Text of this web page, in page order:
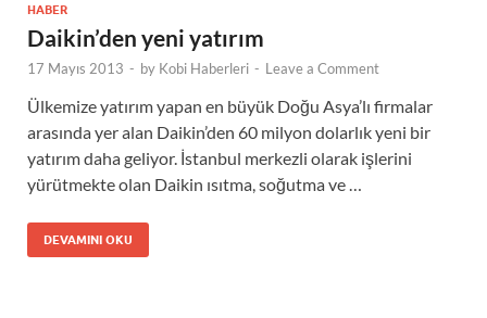
HABER
Daikin’den yeni yatırım
17 Mayıs 2013 - by Kobi Haberleri - Leave a Comment
Ülkemize yatırım yapan en büyük Doğu Asya’lı firmalar
arasında yer alan Daikin’den 60 milyon dolarlık yeni bir
yatırım daha geliyor. İstanbul merkezli olarak işlerini
yürütmekte olan Daikin ısıtma, soğutma ve …
DEVAMINI OKU